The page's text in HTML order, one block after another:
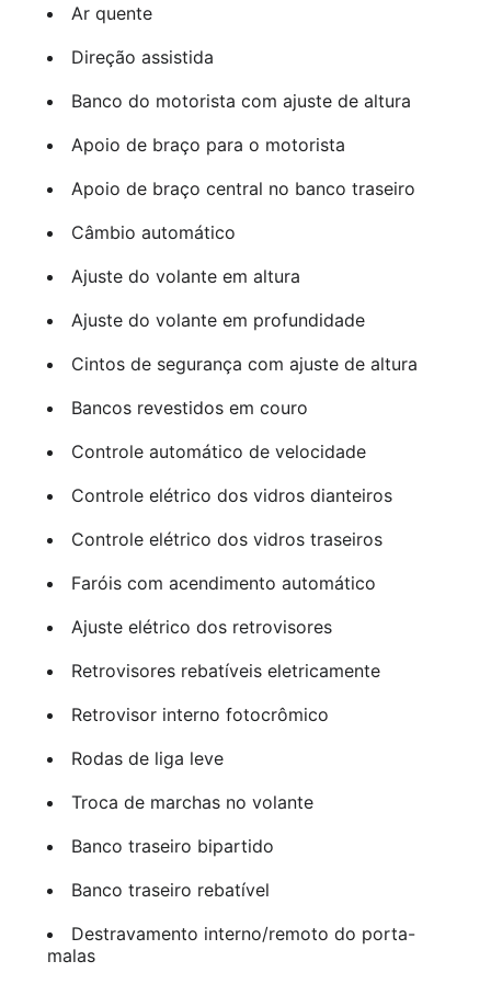
Ar quente
Direção assistida
Banco do motorista com ajuste de altura
Apoio de braço para o motorista
Apoio de braço central no banco traseiro
Câmbio automático
Ajuste do volante em altura
Ajuste do volante em profundidade
Cintos de segurança com ajuste de altura
Bancos revestidos em couro
Controle automático de velocidade
Controle elétrico dos vidros dianteiros
Controle elétrico dos vidros traseiros
Faróis com acendimento automático
Ajuste elétrico dos retrovisores
Retrovisores rebatíveis eletricamente
Retrovisor interno fotocrômico
Rodas de liga leve
Troca de marchas no volante
Banco traseiro bipartido
Banco traseiro rebatível
Destravamento interno/remoto do porta-
malas